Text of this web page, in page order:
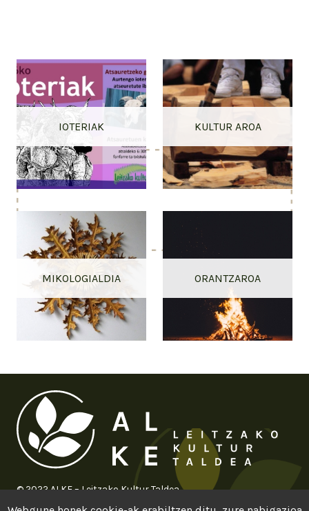
IOTERIAK KULTUR AROA
MIKOLOGIALDIA ORANTZAROA
© 2022 ALKE – Leitzako Kultur Taldea